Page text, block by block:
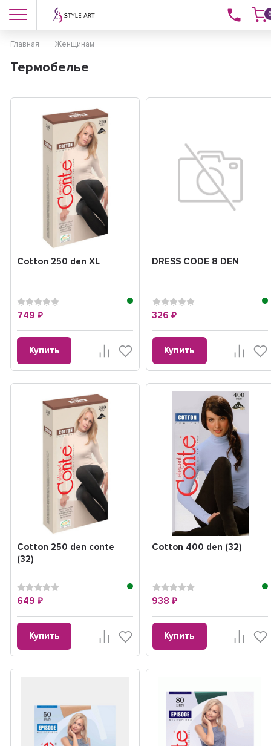
Главная Женщинам
Термобелье
Cotton 250 den XL
749 ₽
Купить
DRESS CODE 8 DEN
326₽
Купить
Cotton 250 den conte
(32)
649 ₽
Купить
Cotton 400 den (32)
938₽
Купить